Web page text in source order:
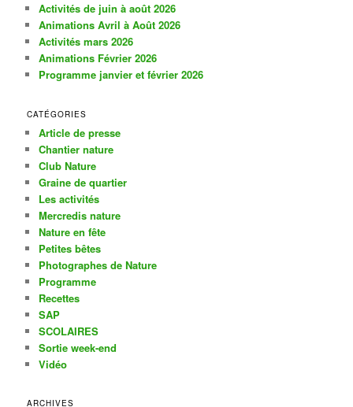
c
h
e
Activités de juin à août 2026
Animations Avril à Août 2026
Activités mars 2026
Animations Février 2026
Programme janvier et février 2026
CATÉGORIES
Article de presse
Chantier nature
Club Nature
Graine de quartier
Les activités
Mercredis nature
Nature en fête
Petites bêtes
Photographes de Nature
Programme
Recettes
SAP
SCOLAIRES
Sortie week-end
Vidéo
ARCHIVES